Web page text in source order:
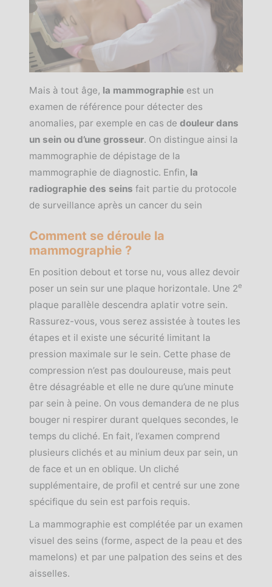
Mais à tout âge, la mammographie est un
examen de référence pour détecter des
anomalies, par exemple en cas de douleur dans
un sein ou d’une grosseur. On distingue ainsi la
mammographie de dépistage de la
mammographie de diagnostic. Enfin, la
radiographie des seins fait partie du protocole
de surveillance après un cancer du sein
Comment se déroule la
mammographie ?
En position debout et torse nu, vous allez devoir
poser un sein sur une plaque horizontale. Une 2e
plaque parallèle descendra aplatir votre sein.
Rassurez-vous, vous serez assistée à toutes les
étapes et il existe une sécurité limitant la
pression maximale sur le sein. Cette phase de
compression n’est pas douloureuse, mais peut
être désagréable et elle ne dure qu’une minute
par sein à peine. On vous demandera de ne plus
bouger ni respirer durant quelques secondes, le
temps du cliché. En fait, l’examen comprend
plusieurs clichés et au minium deux par sein, un
de face et un en oblique. Un cliché
supplémentaire, de profil et centré sur une zone
spécifique du sein est parfois requis.
La mammographie est complétée par un examen
visuel des seins (forme, aspect de la peau et des
mamelons) et par une palpation des seins et des
aisselles.